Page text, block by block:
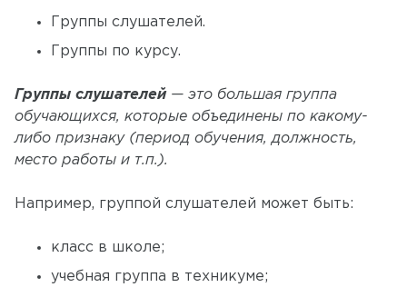
Группы слушателей.
Группы по курсу.
Группы слушателей— это большая группа
обучающихся, которые объединены по какому-
либо признаку (период обучения, должность,
место работы и т.п.).
Например, группой слушателей может быть:
класс в школе;
учебная группа в техникуме;